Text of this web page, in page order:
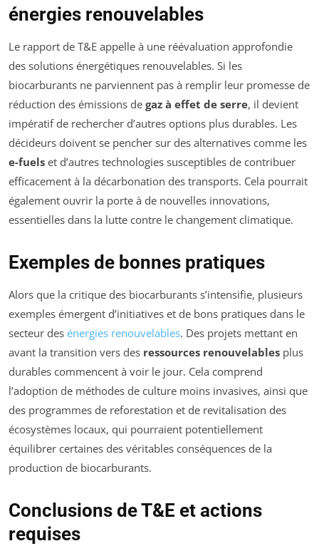
énergies renouvelables
Le rapport de T&E appelle à une réévaluation approfondie
des solutions énergétiques renouvelables. Si les
biocarburants ne parviennent pas à remplir leur promesse de
réduction des émissions de gaz à effet de serre, il devient
impératif de rechercher d’autres options plus durables. Les
décideurs doivent se pencher sur des alternatives comme les
e-fuels et d’autres technologies susceptibles de contribuer
efficacement à la décarbonation des transports. Cela pourrait
également ouvrir la porte à de nouvelles innovations,
essentielles dans la lutte contre le changement climatique.
Exemples de bonnes pratiques
Alors que la critique des biocarburants s’intensifie, plusieurs
exemples émergent d’initiatives et de bons pratiques dans le
secteur des énergies renouvelables. Des projets mettant en
avant la transition vers des ressources renouvelables plus
durables commencent à voir le jour. Cela comprend
l’adoption de méthodes de culture moins invasives, ainsi que
des programmes de reforestation et de revitalisation des
écosystèmes locaux, qui pourraient potentiellement
équilibrer certaines des véritables conséquences de la
production de biocarburants.
Conclusions de T&E et actions
requises